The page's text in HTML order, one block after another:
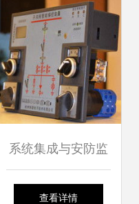
系统集成与安防监
控 迈向智能控制系
查看详情